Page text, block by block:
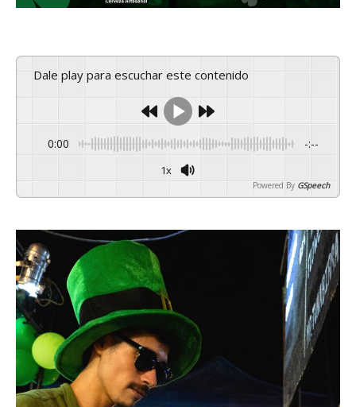
Dale play para escuchar este contenido
0:00 -:--
1x
Powered By GSpeech